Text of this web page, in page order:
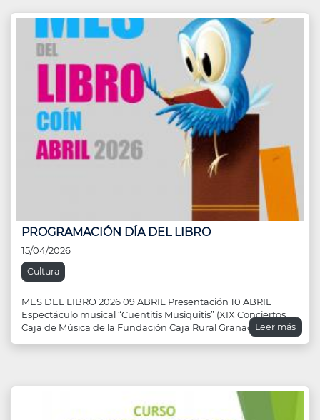
PROGRAMACIÓN DÍA DEL LIBRO
15/04/2026
Cultura
MES DEL LIBRO 2026 09 ABRIL Presentación 10 ABRIL
Espectáculo musical “Cuentitis Musiquitis” (XIX Conciertos
Caja de Música de la Fundación Caja Rural Granada). Casa
Leer más